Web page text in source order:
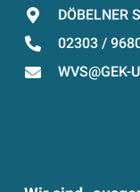
DÖBELNER
02303 /
WVS@GEK-